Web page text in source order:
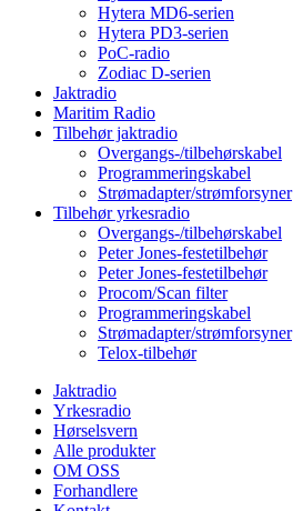
Hytera MD6-serien
Hytera PD3-serien
PoC-radio
Zodiac D-serien
Jaktradio
Maritim Radio
Tilbehør jaktradio
Overgangs-/tilbehørskabel
Programmeringskabel
Strømadapter/strømforsyner
Tilbehør yrkesradio
Overgangs-/tilbehørskabel
Peter Jones-festetilbehør
Peter Jones-festetilbehør
Procom/Scan filter
Programmeringskabel
Strømadapter/strømforsyner
Telox-tilbehør
Jaktradio
Yrkesradio
Hørselsvern
Alle produkter
OM OSS
Forhandlere